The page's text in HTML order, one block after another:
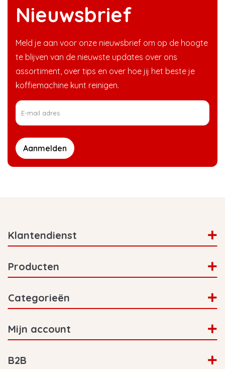
Nieuwsbrief
Meld je aan voor onze nieuwsbrief om op de hoogte
te blijven van de nieuwste updates over ons
assortiment, over tips en over hoe jij het beste je
koffiemachine kunt reinigen.
Aanmelden
Klantendienst
Producten
Categorieën
Mijn account
B2B